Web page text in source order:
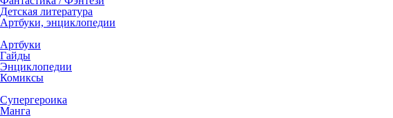
Детская литература
Артбуки, энциклопедии
Артбуки
Гайды
Энциклопедии
Комиксы
Супергероика
Манга